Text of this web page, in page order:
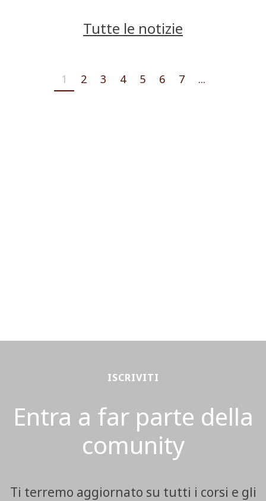
Tutte le notizie
1 2 3 4 5 6 7 ...
ISCRIVITI
Entra a far parte della
comunity
Ti terremo aggiornato su tutti i corsi e gli